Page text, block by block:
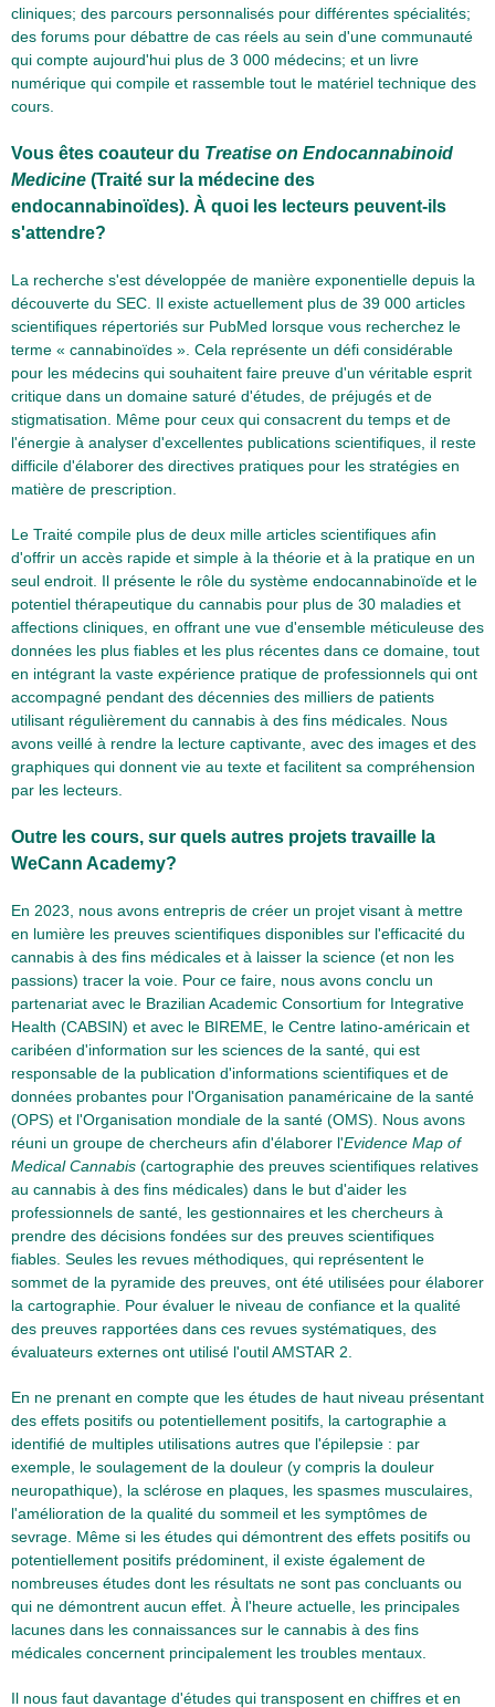
cliniques; des parcours personnalisés pour différentes spécialités;
des forums pour débattre de cas réels au sein d'une communauté
qui compte aujourd'hui plus de 3 000 médecins; et un livre
numérique qui compile et rassemble tout le matériel technique des
cours.
Vous êtes coauteur du Treatise on Endocannabinoid
Medicine (Traité sur la médecine des
endocannabinoïdes). À quoi les lecteurs peuvent-ils
s'attendre?
La recherche s'est développée de manière exponentielle depuis la
découverte du SEC. Il existe actuellement plus de 39 000 articles
scientifiques répertoriés sur PubMed lorsque vous recherchez le
terme « cannabinoïdes ». Cela représente un défi considérable
pour les médecins qui souhaitent faire preuve d'un véritable esprit
critique dans un domaine saturé d'études, de préjugés et de
stigmatisation. Même pour ceux qui consacrent du temps et de
l'énergie à analyser d'excellentes publications scientifiques, il reste
difficile d'élaborer des directives pratiques pour les stratégies en
matière de prescription.
Le Traité compile plus de deux mille articles scientifiques afin
d'offrir un accès rapide et simple à la théorie et à la pratique en un
seul endroit. Il présente le rôle du système endocannabinoïde et le
potentiel thérapeutique du cannabis pour plus de 30 maladies et
affections cliniques, en offrant une vue d'ensemble méticuleuse des
données les plus fiables et les plus récentes dans ce domaine, tout
en intégrant la vaste expérience pratique de professionnels qui ont
accompagné pendant des décennies des milliers de patients
utilisant régulièrement du cannabis à des fins médicales. Nous
avons veillé à rendre la lecture captivante, avec des images et des
graphiques qui donnent vie au texte et facilitent sa compréhension
par les lecteurs.
Outre les cours, sur quels autres projets travaille la
WeCann Academy?
En 2023, nous avons entrepris de créer un projet visant à mettre
en lumière les preuves scientifiques disponibles sur l'efficacité du
cannabis à des fins médicales et à laisser la science (et non les
passions) tracer la voie. Pour ce faire, nous avons conclu un
partenariat avec le Brazilian Academic Consortium for Integrative
Health (CABSIN) et avec le BIREME, le Centre latino-américain et
caribéen d'information sur les sciences de la santé, qui est
responsable de la publication d'informations scientifiques et de
données probantes pour l'Organisation panaméricaine de la santé
(OPS) et l'Organisation mondiale de la santé (OMS). Nous avons
réuni un groupe de chercheurs afin d'élaborer l'Evidence Map of
Medical Cannabis (cartographie des preuves scientifiques relatives
au cannabis à des fins médicales) dans le but d'aider les
professionnels de santé, les gestionnaires et les chercheurs à
prendre des décisions fondées sur des preuves scientifiques
fiables. Seules les revues méthodiques, qui représentent le
sommet de la pyramide des preuves, ont été utilisées pour élaborer
la cartographie. Pour évaluer le niveau de confiance et la qualité
des preuves rapportées dans ces revues systématiques, des
évaluateurs externes ont utilisé l'outil AMSTAR 2.
En ne prenant en compte que les études de haut niveau présentant
des effets positifs ou potentiellement positifs, la cartographie a
identifié de multiples utilisations autres que l'épilepsie : par
exemple, le soulagement de la douleur (y compris la douleur
neuropathique), la sclérose en plaques, les spasmes musculaires,
l'amélioration de la qualité du sommeil et les symptômes de
sevrage. Même si les études qui démontrent des effets positifs ou
potentiellement positifs prédominent, il existe également de
nombreuses études dont les résultats ne sont pas concluants ou
qui ne démontrent aucun effet. À l'heure actuelle, les principales
lacunes dans les connaissances sur le cannabis à des fins
médicales concernent principalement les troubles mentaux.
Il nous faut davantage d'études qui transposent en chiffres et en